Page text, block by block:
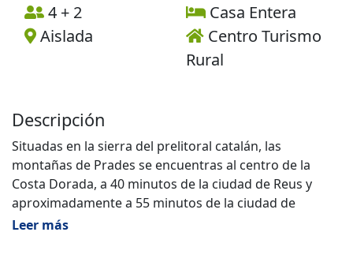
4 + 2
Casa Entera
Aislada
Centro Turismo
Rural
Descripción
Situadas en la sierra del prelitoral catalán, las
montañas de Prades se encuentras al centro de la
Costa Dorada, a 40 minutos de la ciudad de Reus y
aproximadamente a 55 minutos de la ciudad de
Tarragona, la TARRACO Imperial, capital de la Hispania
Leer más